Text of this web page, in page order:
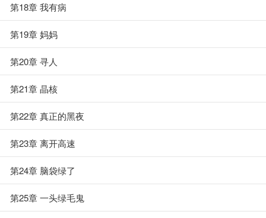
第18章 我有病
第19章 妈妈
第20章 寻人
第21章 晶核
第22章 真正的黑夜
第23章 离开高速
第24章 脑袋绿了
第25章 一头绿毛鬼